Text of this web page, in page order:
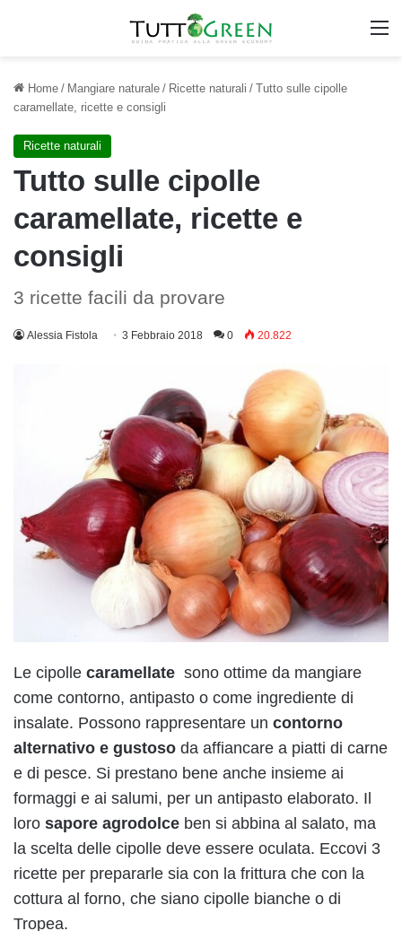
Home / Mangiare naturale / Ricette naturali / Tutto sulle cipolle
caramellate, ricette e consigli
Ricette naturali
Tutto sulle cipolle
caramellate, ricette e
consigli
3 ricette facili da provare
Alessia Fistola 3 Febbraio 2018 0 20.822
Le cipolle caramellate sono ottime da mangiare
come contorno, antipasto o come ingrediente di
insalate. Possono rappresentare un contorno
alternativo e gustoso da affiancare a piatti di carne
e di pesce. Si prestano bene anche insieme ai
formaggi e ai salumi, per un antipasto elaborato. Il
loro sapore agrodolce ben si abbina al salato, ma
la scelta delle cipolle deve essere oculata. Eccovi 3
ricette per prepararle sia con la frittura che con la
cottura al forno, che siano cipolle bianche o di
Tropea.